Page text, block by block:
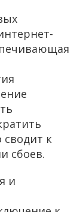
сводит к
сбоев.
и